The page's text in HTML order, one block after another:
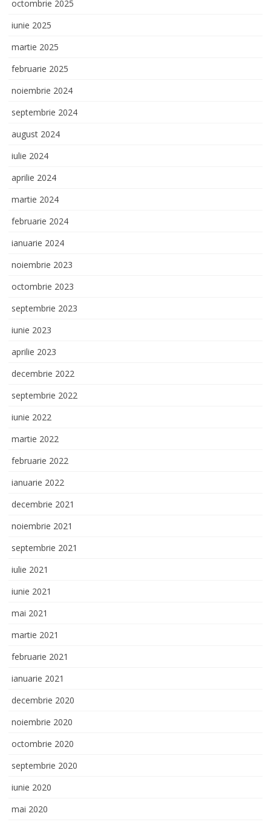
octombrie 2025
iunie 2025
martie 2025
februarie 2025
noiembrie 2024
septembrie 2024
august 2024
iulie 2024
aprilie 2024
martie 2024
februarie 2024
ianuarie 2024
noiembrie 2023
octombrie 2023
septembrie 2023
iunie 2023
aprilie 2023
decembrie 2022
septembrie 2022
iunie 2022
martie 2022
februarie 2022
ianuarie 2022
decembrie 2021
noiembrie 2021
septembrie 2021
iulie 2021
iunie 2021
mai 2021
martie 2021
februarie 2021
ianuarie 2021
decembrie 2020
noiembrie 2020
octombrie 2020
septembrie 2020
iunie 2020
mai 2020